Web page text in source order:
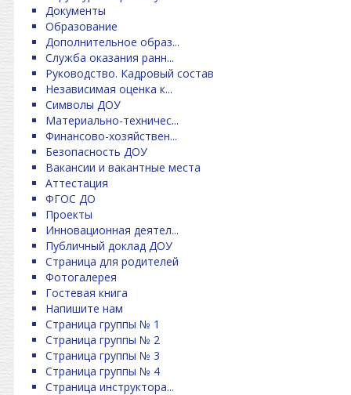
Документы
Образование
Дополнительное образ...
Служба оказания ранн...
Руководство. Кадровый состав
Независимая оценка к...
Символы ДОУ
Материально-техничес...
Финансово-хозяйствен...
Безопасность ДОУ
Вакансии и вакантные места
Аттестация
ФГОС ДО
Проекты
Инновационная деятел...
Публичный доклад ДОУ
Страница для родителей
Фотогалерея
Гостевая книга
Напишите нам
Страница группы № 1
Страница группы № 2
Страница группы № 3
Страница группы № 4
Страница инструктора...